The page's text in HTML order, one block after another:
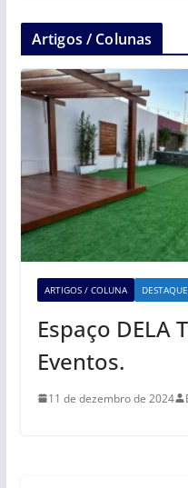
Artigos / Colunas
ARTIGOS / COLUNA DESTAQUE
Espaço DELA
Eventos.
11 de dezembro de 2024